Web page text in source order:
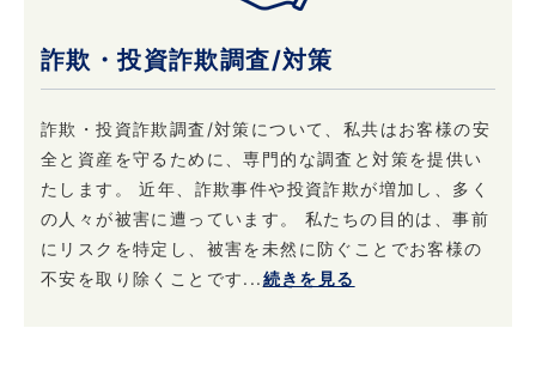
詐欺・投資詐欺調査/対策
詐欺・投資詐欺調査/対策について、私共はお客様の安
全と資産を守るために、専門的な調査と対策を提供い
たします。 近年、詐欺事件や投資詐欺が増加し、多く
の人々が被害に遭っています。 私たちの目的は、事前
にリスクを特定し、被害を未然に防ぐことでお客様の
不安を取り除くことです...続きを見る